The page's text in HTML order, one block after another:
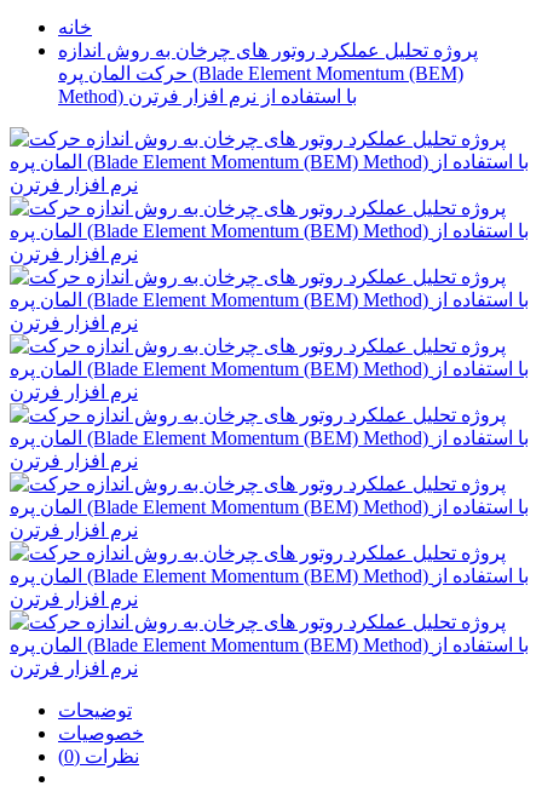
خانه
پروژه تحلیل عملکرد روتور های چرخان به روش اندازه
حرکت المان پره (Blade Element Momentum (BEM)
Method) با استفاده از نرم افزار فرترن
توضیحات
خصوصیات
نظرات (0)